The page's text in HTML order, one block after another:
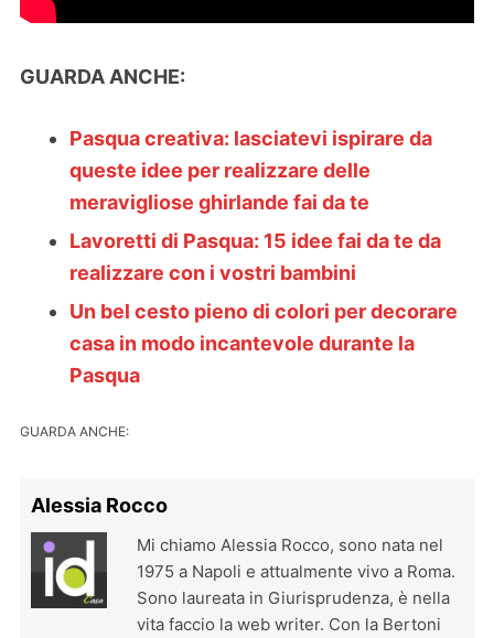
GUARDA ANCHE:
Pasqua creativa: lasciatevi ispirare da
queste idee per realizzare delle
meravigliose ghirlande fai da te
Lavoretti di Pasqua: 15 idee fai da te da
realizzare con i vostri bambini
Un bel cesto pieno di colori per decorare
casa in modo incantevole durante la
Pasqua
GUARDA ANCHE:
Alessia Rocco
Mi chiamo Alessia Rocco, sono nata nel
1975 a Napoli e attualmente vivo a Roma.
Sono laureata in Giurisprudenza, è nella
vita faccio la web writer. Con la Bertoni